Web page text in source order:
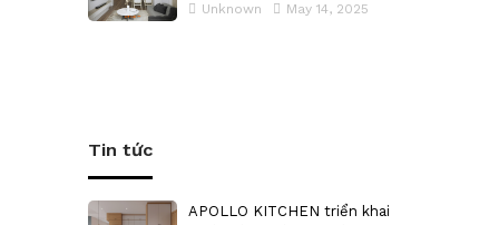
Unknown May 14, 2025
Tin tức
APOLLO KITCHEN triển khai